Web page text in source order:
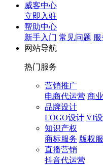
威客中心
立即入驻
帮助中心
新手入门 常见问题
网站导航
热门服务
营销推广
电商代运营 商
品牌设计
LOGO设计 VI
知识产权
商标服务 版权
直播营销
抖音代运营